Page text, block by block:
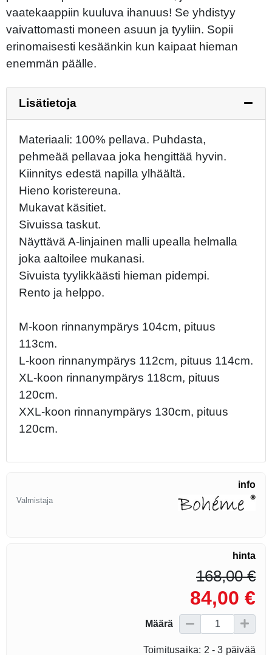
vaatekaappiin kuuluva ihanuus! Se yhdistyy
vaivattomasti moneen asuun ja tyyliin. Sopii
erinomaisesti kesäänkin kun kaipaat hieman
enemmän päälle.
Lisätietoja
Materiaali: 100% pellava. Puhdasta,
pehmeää pellavaa joka hengittää hyvin.
Kiinnitys edestä napilla ylhäältä.
Hieno koristereuna.
Mukavat käsitiet.
Sivuissa taskut.
Näyttävä A-linjainen malli upealla helmalla
joka aaltoilee mukanasi.
Sivuista tyylikkäästi hieman pidempi.
Rento ja helppo.
M-koon rinnanympärys 104cm, pituus
113cm.
L-koon rinnanympärys 112cm, pituus 114cm.
XL-koon rinnanympärys 118cm, pituus
120cm.
XXL-koon rinnanympärys 130cm, pituus
120cm.
info
Valmistaja
hinta
168,00 €
84,00 €
Määrä
Toimitusaika: 2 - 3 päivää